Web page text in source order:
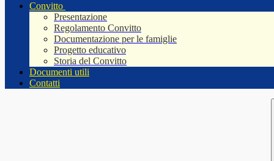
Convitto
Presentazione
Regolamento Convitto
Documentazione per le famiglie
Progetto educativo
Storia del Convitto
Documenti utili
Contatti